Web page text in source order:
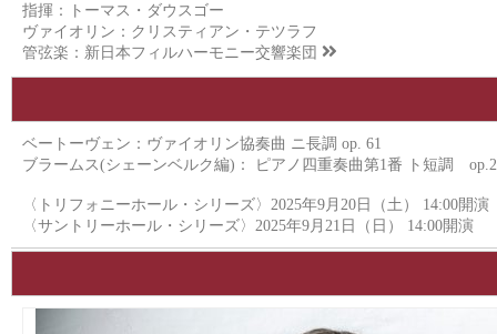
指揮：トーマス・ダウスゴー
ヴァイオリン：クリスティアン・テツラフ
管弦楽： 新日本フィルハーモニー交響楽団
ベートーヴェン：ヴァイオリン協奏曲 ニ長調 op. 61
ブラームス(シェーンベルク編)： ピアノ四重奏曲第1番 ト短調
〈トリフォニーホール・シリーズ〉2025年9月20日（土） 14:00開演
〈サントリーホール・シリーズ〉2025年9月21日（日） 14:00開演